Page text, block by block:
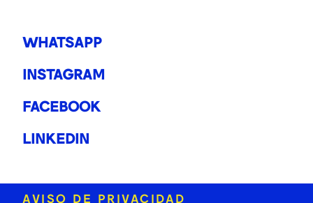
WHATSAPP
INSTAGRAM
FACEBOOK
LINKEDIN
AVISO DE PRIVACIDAD